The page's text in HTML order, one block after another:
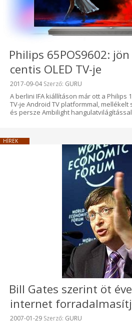
Philips 65POS9602:
centis OLED TV-je
Beküldve:
2017-09-04Szerző: GURU
A berlini IFA kiállításon már ott a Philips
TV-je Android TV platformmal,
és persze Ambilight
HÍREK
Bill Gates szerint öt
internet
Beküldve:
2007-01-29 Szerző: GURU